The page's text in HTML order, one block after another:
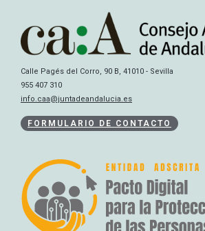
Calle Pagés del Corro, 90 B, 41010 - Sevilla
955 407 310
info.caa@juntadeandalucia.es
FORMULARIO DE CONTACTO